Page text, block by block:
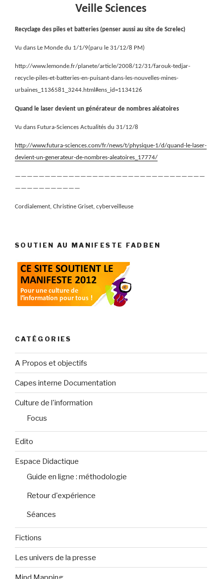
Veille Sciences
Recyclage des piles et batteries (penser aussi au site de Screlec)
Vu dans Le Monde du 1/1/9(paru le 31/12/8 PM)
http://www.lemonde.fr/planete/article/2008/12/31/farouk-tedjar-
recycle-piles-et-batteries-en-puisant-dans-les-nouvelles-mines-
urbaines_1136581_3244.html#ens_id=1134126
Quand le laser devient un générateur de nombres aléatoires
Vu dans Futura-Sciences Actualités du 31/12/8
http://www.futura-sciences.com/fr/news/t/physique-1/d/quand-le-laser-
devient-un-generateur-de-nombres-aleatoires_17774/
————————————————————————————————
———————————
Cordialement, Christine Griset, cyberveilleuse
SOUTIEN AU MANIFESTE FADBEN
CATÉGORIES
A Propos et objectifs
Capes interne Documentation
Culture de l'information
Focus
Edito
Espace Didactique
Guide en ligne : méthodologie
Retour d'expérience
Séances
Fictions
Les univers de la presse